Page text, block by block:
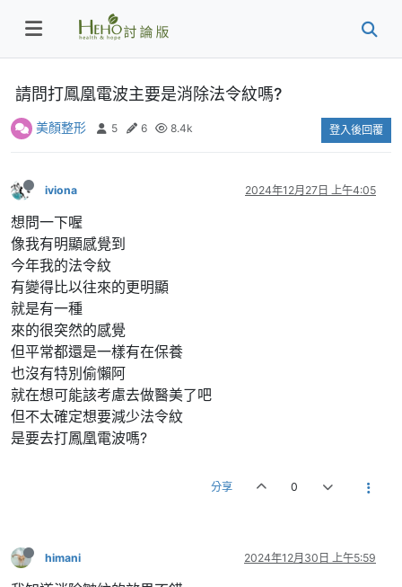
請問打鳳凰電波主要是消除法令紋嗎?
美顏整形 5 6 8.4k 登入後回覆
iviona 2024年12月27日 上午4:05
想問一下喔
像我有明顯感覺到
今年我的法令紋
有變得比以往來的更明顯
就是有一種
來的很突然的感覺
但平常都還是一樣有在保養
也沒有特別偷懶阿
就在想可能該考慮去做醫美了吧
但不太確定想要減少法令紋
是要去打鳳凰電波嗎?
分享 0
himani 2024年12月30日 上午5:59